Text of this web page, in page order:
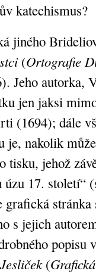
katechismus?
jiného
(Ortografie
Jeho autorka,
jen jaksi
(1694); dále
je, nakolik
tisku, jehož
úzu 17. století“
stránka
s jejich
popisu
Jesliček(